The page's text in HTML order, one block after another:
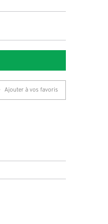
Ajouter à vos favoris